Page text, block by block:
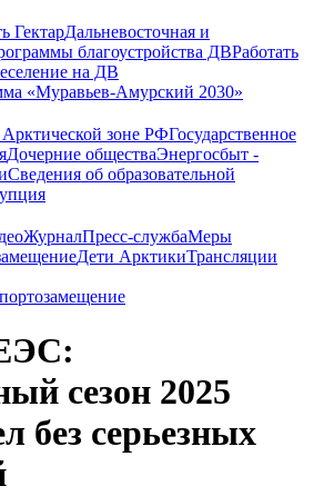
ГектарДальневосточная и
благоустройства ДВРаботать
на ДВ
«Муравьев-Амурский 2030»
зоне РФГосударственное
Дочерние обществаЭнергосбыт -
Сведения об образовательной
ЖурналПресс-службаМеры
Дети АрктикиТрансляции
сезон 2025
без серьезных